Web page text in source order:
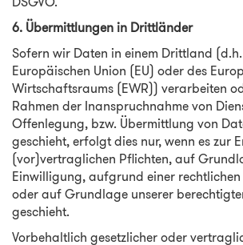
6. Übermittlungen in Drittländer
Sofern wir Daten in einem Drittland
Europäischen Union (EU) oder des
Wirtschaftsraums (EWR)) verarbeiten
Rahmen der Inanspruchnahme von
Offenlegung, bzw. Übermittlung von
geschieht, erfolgt dies nur, wenn es zur
(vor)vertraglichen Pflichten, auf
Einwilligung, aufgrund einer
oder auf Grundlage unserer
geschieht.
Vorbehaltlich gesetzlicher oder